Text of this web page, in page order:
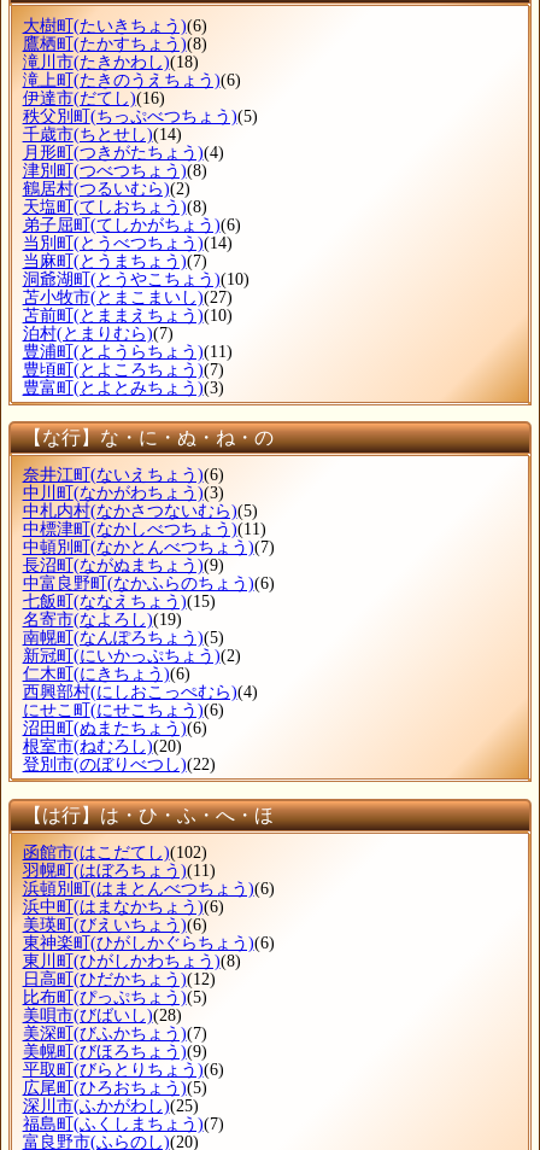
大樹町(たいきちょう)(6)
鷹栖町(たかすちょう)(8)
滝川市(たきかわし)(18)
滝上町(たきのうえちょう)(6)
伊達市(だてし)(16)
秩父別町(ちっぷべつちょう)(5)
千歳市(ちとせし)(14)
月形町(つきがたちょう)(4)
津別町(つべつちょう)(8)
鶴居村(つるいむら)(2)
天塩町(てしおちょう)(8)
弟子屈町(てしかがちょう)(6)
当別町(とうべつちょう)(14)
当麻町(とうまちょう)(7)
洞爺湖町(とうやこちょう)(10)
苫小牧市(とまこまいし)(27)
苫前町(とままえちょう)(10)
泊村(とまりむら)(7)
豊浦町(とようらちょう)(11)
豊頃町(とよころちょう)(7)
豊富町(とよとみちょう)(3)
【な行】な・に・ぬ・ね・の
奈井江町 (ないえちょう)(6)
中川町 (なかがわちょう)(3)
中札内村(なかさつないむら)(5)
中標津町 (なかしべつちょう)(11)
中頓別町 (なかとんべつちょう)(7)
長沼町 (ながぬまちょう)(9)
中富良野町 (なかふらのちょう)(6)
七飯町 (ななえちょう)(15)
名寄市(なよろし)(19)
南幌町 (なんぽろちょう)(5)
新冠町 (にいかっぷちょう)(2)
仁木町 (にきちょう)(6)
西興部村(にしおこっぺむら)(4)
にせこ町 (にせこちょう)(6)
沼田町 (ぬまたちょう)(6)
根室市(ねむろし)(20)
登別市(のぼりべつし)(22)
【は行】は・ひ・ふ・へ・ほ
函館市(はこだてし)(102)
羽幌町 (はぼろちょう)(11)
浜頓別町 (はまとんべつちょう)(6)
浜中町 (はまなかちょう)(6)
美瑛町 (びえいちょう)(6)
東神楽町 (ひがしかぐらちょう)(6)
東川町 (ひがしかわちょう)(8)
日高町 (ひだかちょう)(12)
比布町 (ぴっぷちょう)(5)
美唄市(びばいし)(28)
美深町 (びふかちょう)(7)
美幌町 (びほろちょう)(9)
平取町 (びらとりちょう)(6)
広尾町 (ひろおちょう)(5)
深川市(ふかがわし)(25)
福島町 (ふくしまちょう)(7)
富良野市(ふらのし)(20)